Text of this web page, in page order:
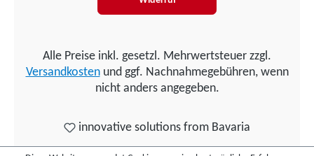
Alle Preise inkl. gesetzl. Mehrwertsteuer zzgl.
Versandkostenund ggf. Nachnahmegebühren, wenn
nicht anders angegeben.
innovative solutions from Bavaria